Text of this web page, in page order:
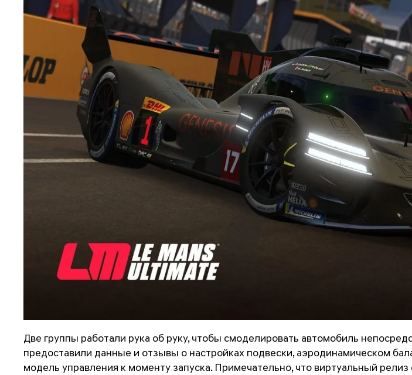
Две группы работали рука об руку, чтобы смоделировать автомобиль
предоставили данные и отзывы о настройках подвески, аэродинамическом
модель управления к моменту запуска. Примечательно, что виртуальный